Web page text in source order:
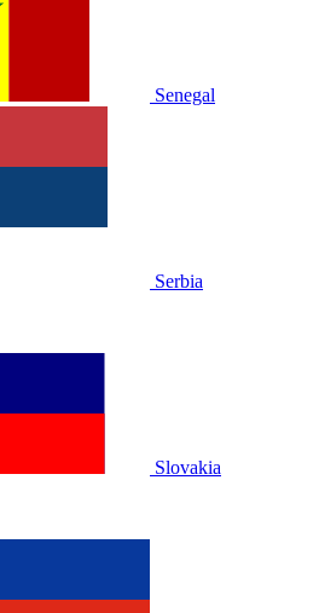
Senegal
Serbia
Slovakia